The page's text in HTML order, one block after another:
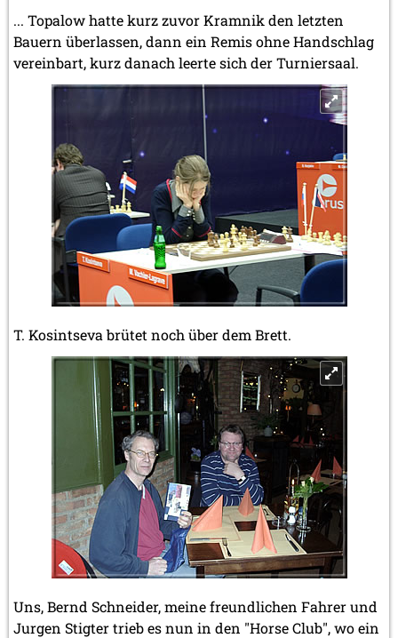
... Topalow hatte kurz zuvor Kramnik den letzten
Bauern überlassen, dann ein Remis ohne Handschlag
vereinbart, kurz danach leerte sich der Turniersaal.
T. Kosintseva brütet noch über dem Brett.
Uns, Bernd Schneider, meine freundlichen Fahrer und
Jurgen Stigter trieb es nun in den "Horse Club", wo ein